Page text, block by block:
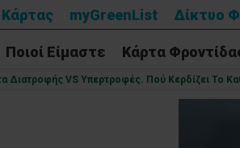
myGreenList Δίκτυο
Ποιοί Είμαστε Κάρτα
Διατροφής VS Υπερτροφές. Πού Κερδίζει Το